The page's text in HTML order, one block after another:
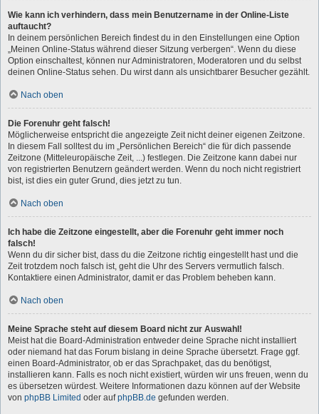
Wie kann ich verhindern, dass mein Benutzername in der Online-Liste
auftaucht?
In deinem persönlichen Bereich findest du in den Einstellungen eine Option
„Meinen Online-Status während dieser Sitzung verbergen“. Wenn du diese
Option einschaltest, können nur Administratoren, Moderatoren und du selbst
deinen Online-Status sehen. Du wirst dann als unsichtbarer Besucher gezählt.
Nach oben
Die Forenuhr geht falsch!
Möglicherweise entspricht die angezeigte Zeit nicht deiner eigenen Zeitzone.
In diesem Fall solltest du im „Persönlichen Bereich“ die für dich passende
Zeitzone (Mitteleuropäische Zeit, ...) festlegen. Die Zeitzone kann dabei nur
von registrierten Benutzern geändert werden. Wenn du noch nicht registriert
bist, ist dies ein guter Grund, dies jetzt zu tun.
Nach oben
Ich habe die Zeitzone eingestellt, aber die Forenuhr geht immer noch
falsch!
Wenn du dir sicher bist, dass du die Zeitzone richtig eingestellt hast und die
Zeit trotzdem noch falsch ist, geht die Uhr des Servers vermutlich falsch.
Kontaktiere einen Administrator, damit er das Problem beheben kann.
Nach oben
Meine Sprache steht auf diesem Board nicht zur Auswahl!
Meist hat die Board-Administration entweder deine Sprache nicht installiert
oder niemand hat das Forum bislang in deine Sprache übersetzt. Frage ggf.
einen Board-Administrator, ob er das Sprachpaket, das du benötigst,
installieren kann. Falls es noch nicht existiert, würden wir uns freuen, wenn du
es übersetzen würdest. Weitere Informationen dazu können auf der Website
von phpBB Limited oder aufphpBB.de gefunden werden.